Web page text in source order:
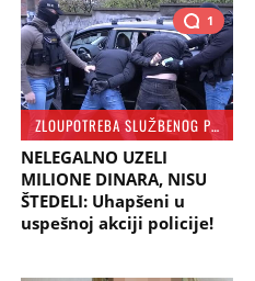
1
ZLOUPOTREBA SLUŽBENOG POLOŽAJA
NELEGALNO UZELI
MILIONE DINARA, NISU
ŠTEDELI: Uhapšeni u
uspešnoj akciji policije!